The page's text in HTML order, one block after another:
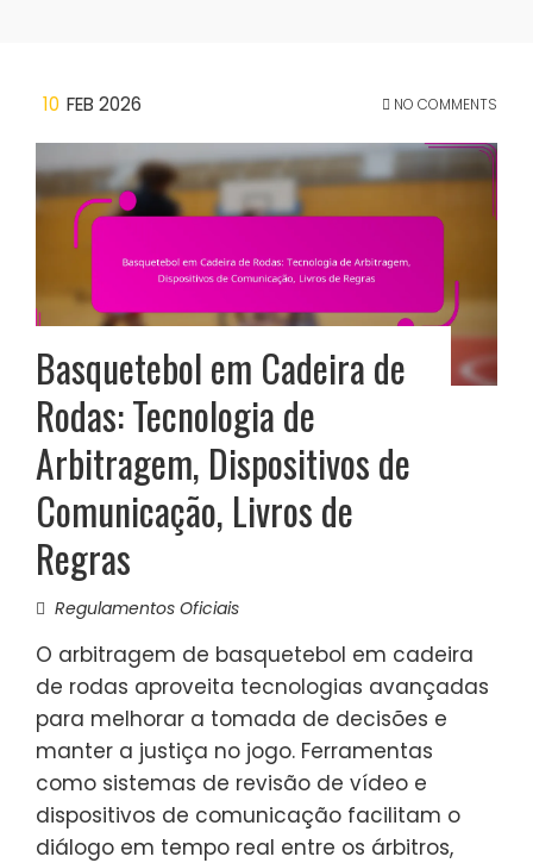
10 FEB 2026 NO COMMENTS
Basquetebol em Cadeira de
Rodas: Tecnologia de
Arbitragem, Dispositivos de
Comunicação, Livros de
Regras
Regulamentos Oficiais
O arbitragem de basquetebol em cadeira
de rodas aproveita tecnologias avançadas
para melhorar a tomada de decisões e
manter a justiça no jogo. Ferramentas
como sistemas de revisão de vídeo e
dispositivos de comunicação facilitam o
diálogo em tempo real entre os árbitros,